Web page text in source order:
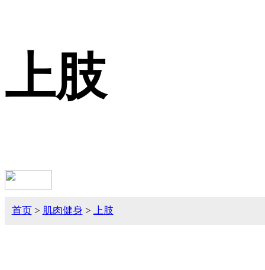
上肢
首页 > 肌肉健身 > 上肢